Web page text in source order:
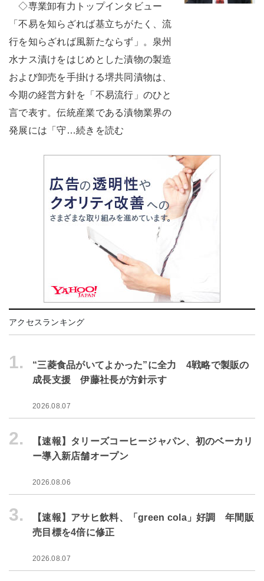
◇専業卸有力トップインタビュー
「不易を知らざれば基立ちがたく、流
行を知らざれば風新たならず」。泉州
水ナス漬けをはじめとした漬物の製造
および卸売を手掛ける堺共同漬物は、
今期の経営方針を「不易流行」のひと
言で表す。伝統産業である漬物業界の
発展には「守…続きを読む
アクセスランキング
1.
“三菱食品がいてよかった”に全力 4戦略で製販の
成長支援 伊藤社長が方針示す
2026.08.07
2.
【速報】タリーズコーヒージャパン、初のベーカリ
ー導入新店舗オープン
2026.08.06
3.
【速報】アサヒ飲料、「green cola」好調 年間販
売目標を4倍に修正
2026.08.07